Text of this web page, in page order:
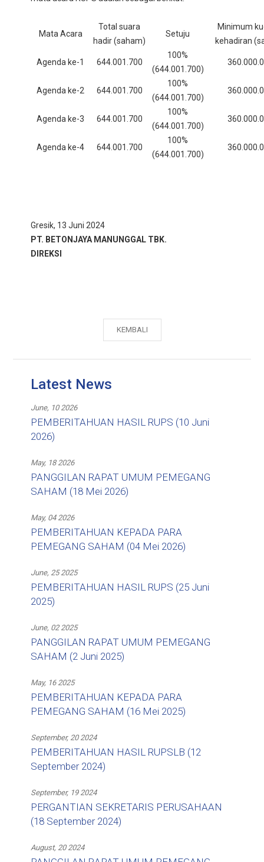
Mata Acara
Total suara
hadir (saham)
Setuju
Minimum
kehadiran
Agenda ke-1 644.001.700
100%
(644.001.700)
Agenda ke-2 644.001.700
100%
(644.001.700)
Agenda ke-3 644.001.700
100%
(644.001.700)
Agenda ke-4 644.001.700
100%
(644.001.700)
Gresik, 13 Juni 2024
PT. BETONJAYA MANUNGGAL TBK.
DIREKSI
KEMBALI
Latest News
June, 10 2026
PEMBERITAHUAN HASIL RUPS (10 Juni
2026)
May, 18 2026
PANGGILAN RAPAT UMUM PEMEGANG
SAHAM (18 Mei 2026)
May, 04 2026
PEMBERITAHUAN KEPADA PARA
PEMEGANG SAHAM (04 Mei 2026)
June, 25 2025
PEMBERITAHUAN HASIL RUPS (25 Juni
2025)
June, 02 2025
PANGGILAN RAPAT UMUM PEMEGANG
SAHAM (2 Juni 2025)
May, 16 2025
PEMBERITAHUAN KEPADA PARA
PEMEGANG SAHAM (16 Mei 2025)
September, 20 2024
PEMBERITAHUAN HASIL RUPSLB (12
September 2024)
September, 19 2024
PERGANTIAN SEKRETARIS PERUSAHAAN
(18 September 2024)
August, 20 2024